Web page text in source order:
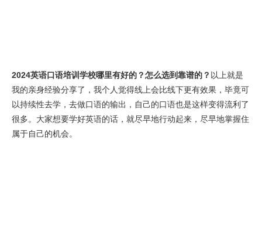
2024英语口语培训学校哪里有好的？怎么选到靠谱的？ 以上就是
我的亲身经验分享了，我个人觉得线上会比线下更有效果，毕竟可
以持续性去学，去做口语的输出，自己的口语也是这样变得流利了
很多。大家想要学好英语的话，就尽早地行动起来，尽早地掌握住
属于自己的机会。